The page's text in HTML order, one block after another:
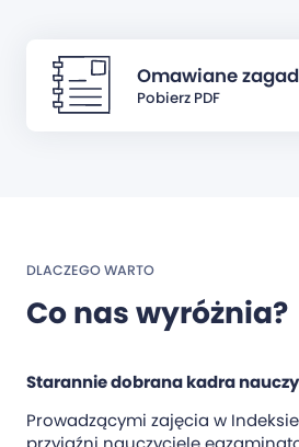
Omawiane
Pobierz PDF
DLACZEGO WARTO
Co nas wyróżnia?
Starannie dobrana kadra
Prowadzącymi zajęcia w